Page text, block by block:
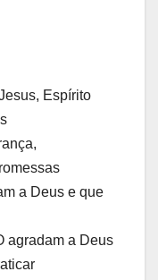
Espírito
a Deus e que
agradam a Deus